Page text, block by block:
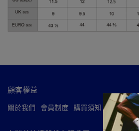
顧客權益
關於我們 會員制度 購買須知 常見問題